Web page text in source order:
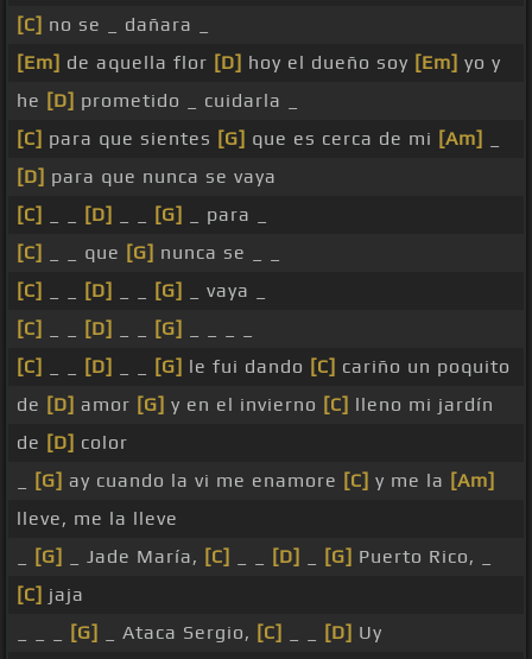
[C] no se _ dañara _
[Em] de aquella flor [D] hoy el dueño soy [Em] yo y
he [D] prometido _ cuidarla _
[C] para que sientes [G] que es cerca de mi [Am]
[D] para que nunca se vaya
[C]
[D] [G]
_ para _
[C]
_ _ que [G] nunca se _ _
[C]
[D] [G]
_ vaya _
[C]
[D] [G]
[C]
[D] [G] le fui dando [C] cariño un poquito
de [D] amor [G] y en el invierno [C] lleno mi jardín
de [D] color
[G] ay cuando la vi me enamore [C] y me la [Am]
lleve, me la lleve
[G] _ Jade María, [C] [D] [G] Puerto Rico, _
[C] jaja
[G] _ Ataca Sergio, [C] [D] Uy